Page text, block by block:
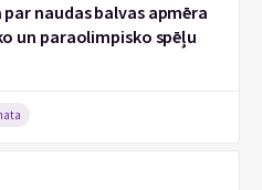
naudas balvas apmēra
un paraolimpisko spēļu